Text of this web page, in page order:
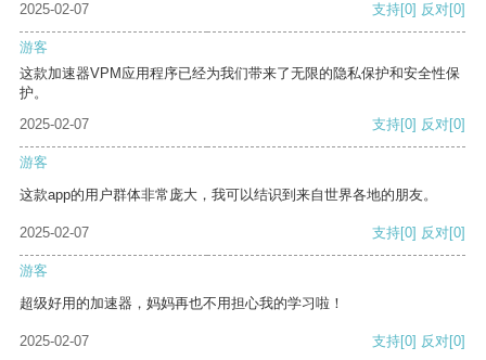
2025-02-07 支持[0] 反对[0]
游客
这款加速器VPM应用程序已经为我们带来了无限的隐私保护和安全性保
护。
2025-02-07
支持[0] 反对[0]
游客
这款app的用户群体非常庞大，我可以结识到来自世界各地的朋友。
2025-02-07 支持[0] 反对[0]
游客
超级好用的加速器，妈妈再也不用担心我的学习啦！
2025-02-07 支持[0] 反对[0]